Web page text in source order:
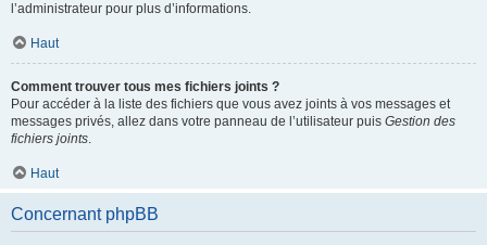
l’administrateur pour plus d’informations.
Haut
Comment trouver tous mes fichiers joints ?
Pour accéder à la liste des fichiers que vous avez joints à vos messages et
messages privés, allez dans votre panneau de l’utilisateur puis Gestion des
fichiers joints.
Haut
Concernant phpBB